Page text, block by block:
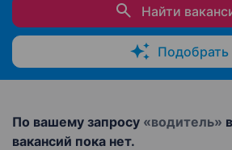
Найти
Подобрать
По вашему запросу «водитель»
вакансий пока нет.